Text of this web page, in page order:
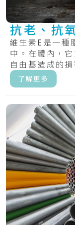
抗老、抗
維生素E是一種
中。在體內，
自由基造成的
衡。.....
了解更多